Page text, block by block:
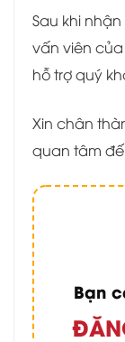
Sau khi
vấn viên của
hỗ trợ quý
Xin chân
quan tâm
Bạn